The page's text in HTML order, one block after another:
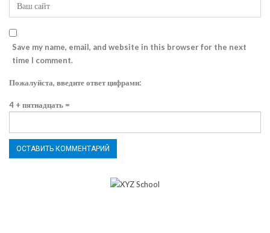
Save my name, email, and website in this browser for the next
time I comment.
Пожалуйста, введите ответ цифрами:
4 + пятнадцать =